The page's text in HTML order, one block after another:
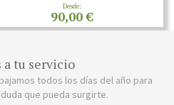
Desde:
90,00 €
a tu servicio
todos los días del año para
que pueda surgirte.